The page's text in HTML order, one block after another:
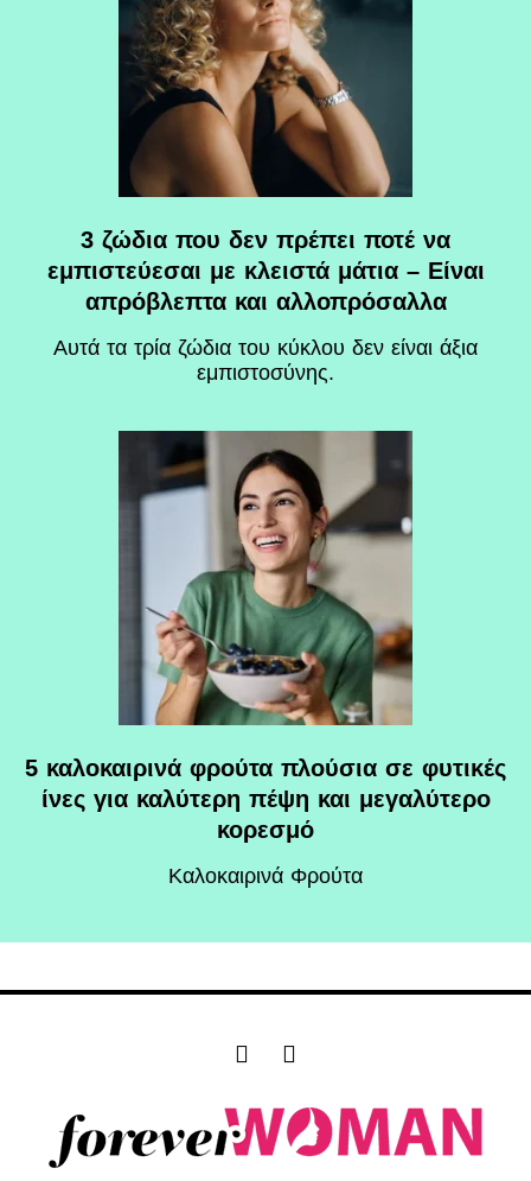
3 ζώδια που δεν πρέπει ποτέ να
εμπιστεύεσαι με κλειστά μάτια – Είναι
απρόβλεπτα και αλλοπρόσαλλα
Αυτά τα τρία ζώδια του κύκλου δεν είναι άξια
εμπιστοσύνης.
5 καλοκαιρινά φρούτα πλούσια σε φυτικές
ίνες για καλύτερη πέψη και μεγαλύτερο
κορεσμό
Καλοκαιρινά Φρούτα
F
e
b
I
t
a